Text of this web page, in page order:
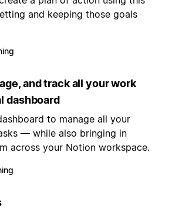
and keeping those goals
and track all your work
dashboard
to manage all your
— while also bringing in
across your Notion workspace.